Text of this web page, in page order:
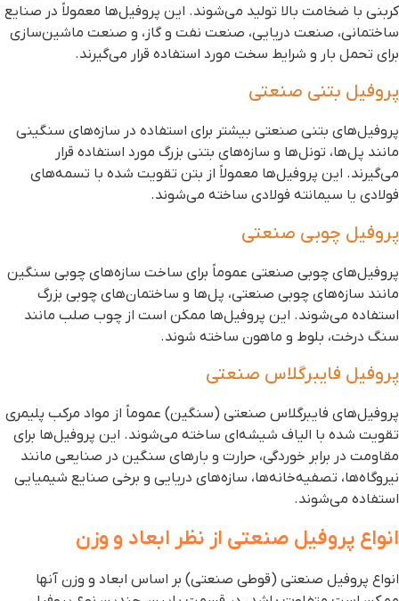
با ضخامت بالا تولید می‌شوند. این پروفیل‌ها معمولاً در صنایع
صنعت دریایی، صنعت نفت و گاز، و صنعت ماشین‌سازی
تحمل بار و شرایط سخت مورد استفاده قرار می‌گیرند.
بتنی صنعتی
بتنی صنعتی بیشتر برای استفاده در سازه‌های سنگینی
پل‌ها، تونل‌ها و سازه‌های بتنی بزرگ مورد استفاده قرار
این پروفیل‌ها معمولاً از بتن تقویت شده با تسمه‌های
یا سیمانته فولادی ساخته می‌شوند.
چوبی صنعتی
چوبی صنعتی عموماً برای ساخت سازه‌های چوبی سنگین
سازه‌های چوبی صنعتی، پل‌ها و ساختمان‌های چوبی بزرگ
می‌شوند. این پروفیل‌ها ممکن است از چوب صلب مانند
درخت، بلوط و ماهون ساخته شوند.
فایبرگلاس صنعتی
فایبرگلاس صنعتی (سنگین) عموماً از مواد مرکب پلیمری
شده با الیاف شیشه‌ای ساخته می‌شوند. این پروفیل‌ها برای
در برابر خوردگی، حرارت و بارهای سنگین در صنایعی مانند
تصفیه‌خانه‌ها، سازه‌های دریایی و برخی صنایع شیمیایی
می‌شوند.
پروفیل صنعتی از نظر ابعاد و وزن
پروفیل صنعتی (قوطی صنعتی) بر اساس ابعاد و وزن آنها